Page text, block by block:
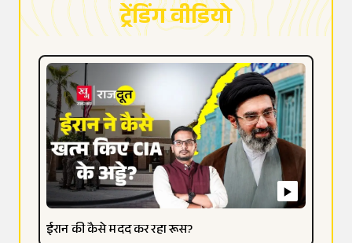
ट्रेंडिंग वीडियो
ईरान की कैसे मदद कर रहा रूस?